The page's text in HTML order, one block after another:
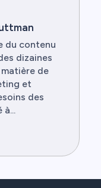
du contenu
dizaines
de
et
des
à...